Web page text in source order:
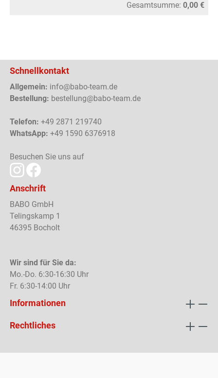
Gesamtsumme: 0,00 €
Schnellkontakt
Allgemein: info@babo-team.de
Bestellung: bestellung@babo-team.de
Telefon: +49 2871 219740
WhatsApp: +49 1590 6376918
Besuchen Sie uns auf
Anschrift
BABO GmbH
Telingskamp 1
46395 Bocholt
Wir sind für Sie da:
Mo.-Do. 6:30-16:30 Uhr
Fr. 6:30-14:00 Uhr
Informationen
Rechtliches